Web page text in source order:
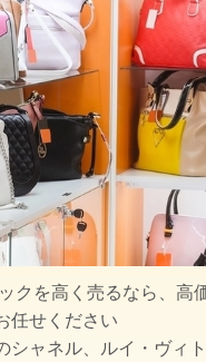
クを高く売るなら、高
任せください
シャネル、ルイ・ヴィ